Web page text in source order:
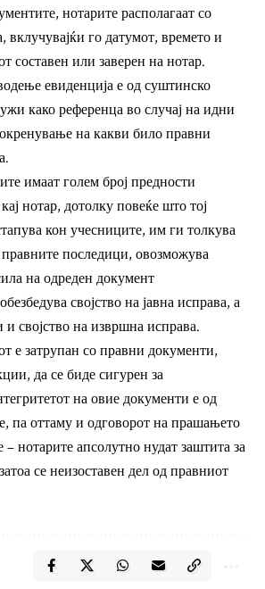
нотарите располагаат со
вклучувајќи го датумот, времето и
составен или заверен на нотар.
евиденција е од суштинско
како референца во случај на идни
на какви било правни
имаат голем број предности
нотар, дотолку повеќе што тој
кон учесниците, им ги толкува
правните последици, овозможува
на одреден документ
својство на јавна исправа, а
и својство на извршна исправа.
е затрупан со правни документи,
да се биде сигурен за
на овие документи е од
па оттаму и одговорот на прашањето
нотарите апсолутно нудат заштита за
се неизоставен дел од правниот